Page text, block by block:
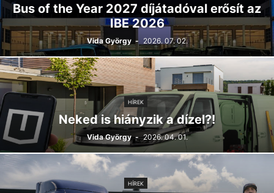
Bus of the Year 2027 díjátadóval erősít az
IBE 2026
Vida György - 2026. 07. 02.
HÍREK
Neked is hiányzik a dízel?!
Vida György - 2026. 04. 01.
HÍREK